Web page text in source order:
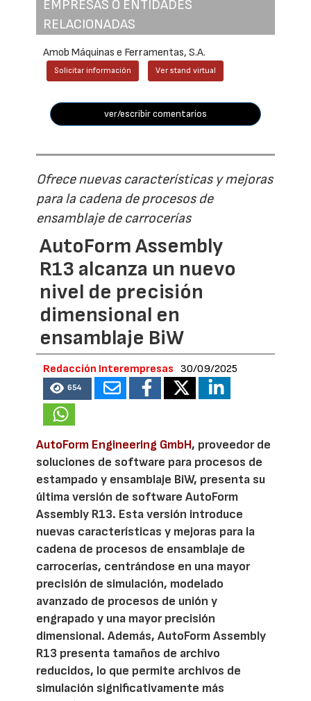
EMPRESAS O ENTIDADES
RELACIONADAS
Amob Máquinas e Ferramentas, S.A.
Solicitar información Ver stand virtual
ver/escribir comentarios
Ofrece nuevas características y mejoras
para la cadena de procesos de
ensamblaje de carrocerías
AutoForm Assembly
R13 alcanza un nuevo
nivel de precisión
dimensional en
ensamblaje BiW
Redacción Interempresas 30/09/2025
654
AutoForm Engineering GmbH, proveedor de
soluciones de software para procesos de
estampado y ensamblaje BiW, presenta su
última versión de software AutoForm
Assembly R13. Esta versión introduce
nuevas características y mejoras para la
cadena de procesos de ensamblaje de
carrocerías, centrándose en una mayor
precisión de simulación, modelado
avanzado de procesos de unión y
engrapado y una mayor precisión
dimensional. Además, AutoForm Assembly
R13 presenta tamaños de archivo
reducidos, lo que permite archivos de
simulación significativamente más